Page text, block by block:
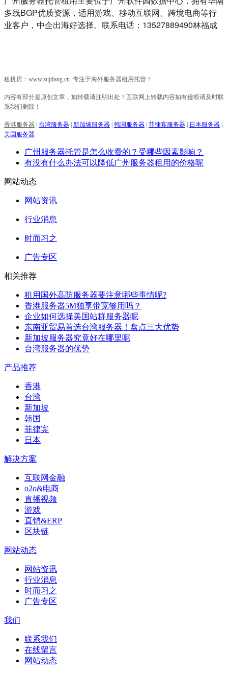
多线BGP优质资源，适用游戏、移动互联网、跨境电商等行
业客户，中企出海好选择。联系电话：13527889490林福成
租机房： www.zujifang.cn 专注于海外服务器租用托管！
内容有部分是原创文章，如转载请注明出处！互联网上转载内容如有侵权请及时联
系我们删除！
香港服务器 台湾服务器 新加坡服务器 韩国服务器 菲律宾服务器 日本服务器
美国服务器
广州服务器托管是怎么收费的？受哪些因素影响？
有没有什么办法可以降低广州服务器租用的价格呢
网站动态
网站资讯
行业消息
时而习之
广告专区
相关推荐
租用国外高防服务器要注意哪些事情呢?
香港服务器5M独享带宽够用吗？
企业如何选择美国站群服务器呢
东南亚贸易首选台湾服务器！盘点三大优势
新加坡服务器究竟好在哪里呢
台湾服务器的优势
产品推荐
香港
台湾
新加坡
韩国
菲律宾
日本
解决方案
互联网金融
o2o&电商
直播视频
游戏
直销&ERP
区块链
网站动态
网站资讯
行业消息
时而习之
广告专区
我们
联系我们
在线留言
网站动态